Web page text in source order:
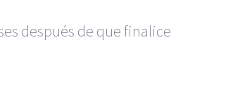
después de que finalice